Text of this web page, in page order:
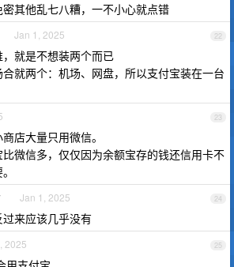
其他乱七八糟，一不小心就点错
22
Jan 1, 2025
就是不想装两个而已
就两个：机场、网盘，所以支付宝装在一台
23
店大量只用微信。
微信多，仅仅因为余额宝存的钱还信用卡不
24
Jan 1, 2025
来应该几乎没有
25
2025